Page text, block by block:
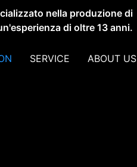
nella produzione di
di oltre 13 anni.
SERVICE ABOUT US